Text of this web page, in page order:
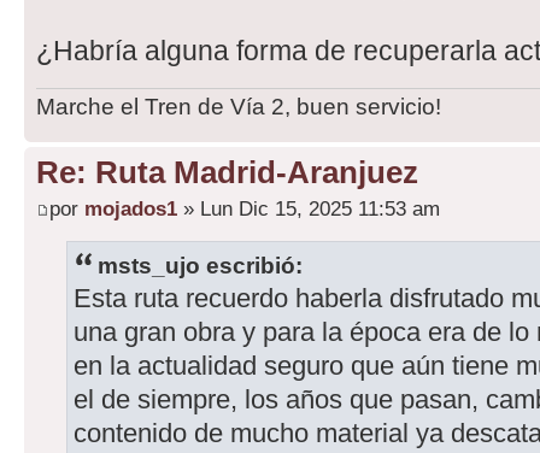
¿Habría alguna forma de recuperarla
Marche el Tren de Vía 2, buen servicio!
Re: Ruta Madrid-Aranjuez
por mojados1 » Lun Dic 15, 2025 11:53 am
msts_ujo escribió:
Esta ruta recuerdo haberla disfrutado
una gran obra y para la época era de
en la actualidad seguro que aún tiene
el de siempre, los años que pasan,
contenido de mucho material ya